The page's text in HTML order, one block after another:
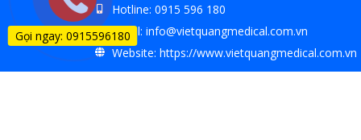
Hotline: 0915 596 180
Email: info@vietquangmedical.com.vn
Website: https://www.vietquangmedical.com.vn
Gọi ngay: 0915596180